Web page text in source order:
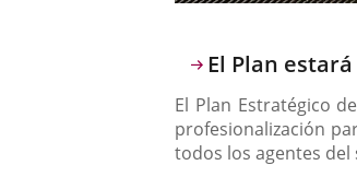
Descripción
El Plan
El Plan Estratégico
profesionalización
todos los agentes